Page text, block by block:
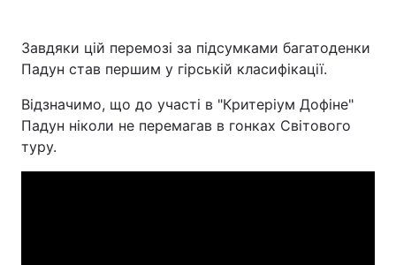
Завдяки цій перемозі за підсумками багатоденки
Падун став першим у гірській класифікації.
Відзначимо, що до участі в "Критеріум Дофіне"
Падун ніколи не перемагав в гонках Світового
туру.